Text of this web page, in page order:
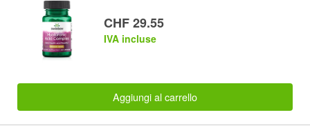
CHF 29.55
IVA incluse
Aggiungi al carrello